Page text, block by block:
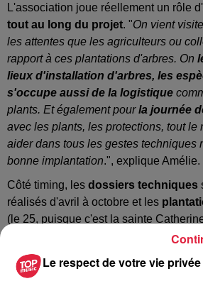
L'association joue réellement un rôle d'
tout au long du projet. "On vient
les attentes que les agriculteurs ou
rapport à ces plantations d'arbres. On
lieux d'installation d'arbres, les
s'occupe aussi de la logistique
plants. Et également pourla journée
avec les plants, les protections, tout le
aider dans tous les gestes techniques
bonne implantation.", explique Amélie.
Côté timing, les dossiers techniques
réalisés d'avril à octobre et les
(le 25, puisque c'est la sainte
racine, selon le dicton) à fin mars.
Le respect de votre vie